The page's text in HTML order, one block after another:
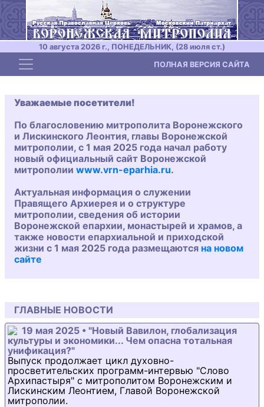
10 августа 2026 г., ПОНЕДЕЛЬНИК, (28 июля ст.)
Toggle navigation ПОЛНАЯ ВЕРСИЯ САЙТА
Уважаемые посетители!
По благословению митрополита Воронежского
и Лискинского Леонтия, главы Воронежской
митрополии, с 1 мая 2025 года начал работу
новый официальный сайт Воронежской
митрополии www.vrn-eparhia.ru.
Актуальная информация о служении
Правящего Архиерея и о структуре
митрополии, сведения об истории
Воронежской епархии, монастырей и храмов, а
также новости епархиальной и приходской
жизни с 1 мая 2025 года размещаются на новом
сайте
ГЛАВНЫЕ НОВОСТИ
19 мая 2025 • "Новый Вавилон, глобализация
культуры и экономики... Чем опасна тотальная
унификация?"
Выпуск продолжает цикл духовно-
просветительских программ-интервью "Слово
Архипастыря" с митрополитом Воронежским и
Лискинским Леонтием, Главой Воронежской
митрополии.